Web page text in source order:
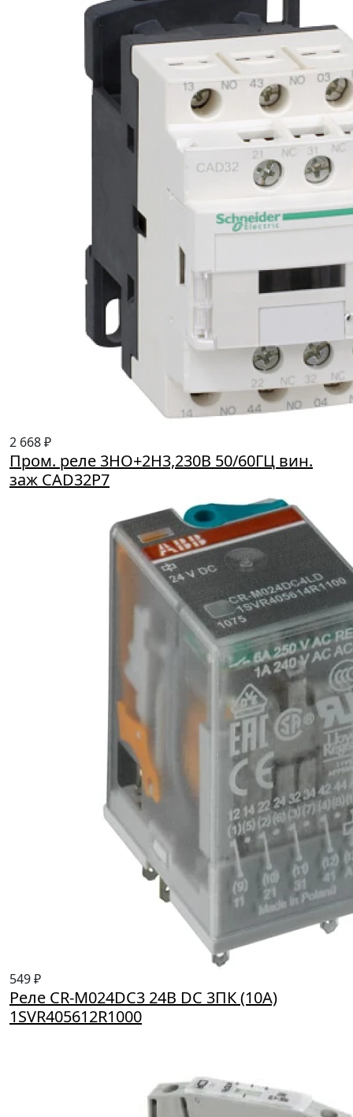
2 668 ₽
Пром. реле 3HO+2H3,230В 50/60ГЦ вин.
заж CAD32P7
549 ₽
Реле CR-M024DC3 24B DC 3ПК (10A)
1SVR405612R1000